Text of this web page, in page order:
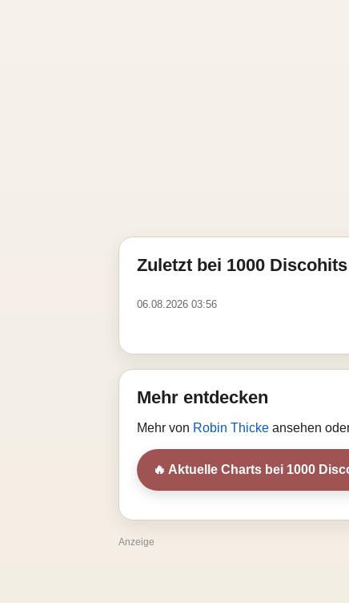
Zuletzt bei 1000
06.08.2026 03:56
Mehr entdecken
Mehr von Robin Thicke ansehen
🔥 Aktuelle Charts bei 1000
Anzeige